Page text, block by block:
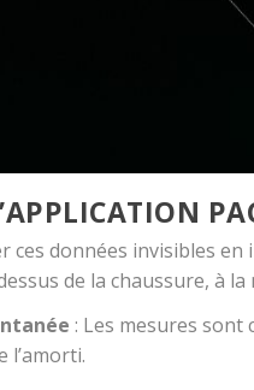
ces données invisibles
de la chaussure, à la
: Les mesures sont
l’amorti.